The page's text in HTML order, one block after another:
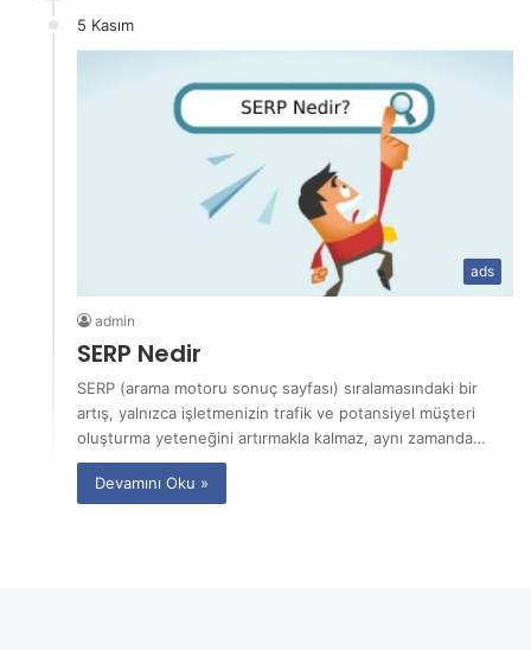
5 Kasım
ads
admin
SERP Nedir
SERP (arama motoru sonuç sayfası) sıralamasındaki bir
artış, yalnızca işletmenizin trafik ve potansiyel müşteri
oluşturma yeteneğini artırmakla kalmaz, aynı zamanda…
Devamını Oku »